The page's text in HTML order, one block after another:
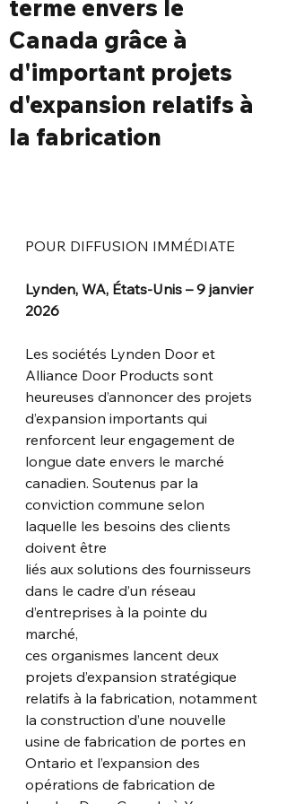
terme envers le
Canada grâce à
d'important projets
d'expansion relatifs à
la fabrication
POUR DIFFUSION IMMÉDIATE
Lynden, WA, États-Unis – 9 janvier
2026
Les sociétés Lynden Door et
Alliance Door Products sont
heureuses d’annoncer des projets
d’expansion importants qui
renforcent leur engagement de
longue date envers le marché
canadien. Soutenus par la
conviction commune selon
laquelle les besoins des clients
doivent être
liés aux solutions des fournisseurs
dans le cadre d’un réseau
d’entreprises à la pointe du
marché,
ces organismes lancent deux
projets d’expansion stratégique
relatifs à la fabrication, notamment
la construction d’une nouvelle
usine de fabrication de portes en
Ontario et l’expansion des
opérations de fabrication de